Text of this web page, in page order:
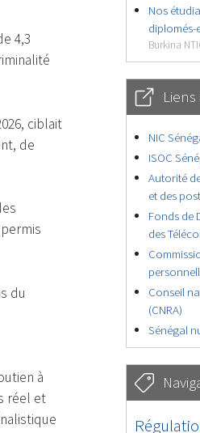
4,3
ciblait
de
du
à
réel et
Nos
diplomés-
Burkina
NIC
ISOC
Autorité
et des
Fonds de
des
Conseil
(CNRA)
Sénégal
4634/5709
364/5709